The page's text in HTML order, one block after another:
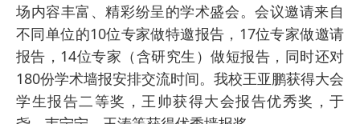
场内容丰富、精彩纷呈的学术盛会。会议邀请来自
不同单位的10位专家做特邀报告，17位专家做邀请
报告，14位专家（含研究生）做短报告，同时还对
180份学术墙报安排交流时间。我校王亚鹏获得大会
学生报告二等奖，王帅获得大会报告优秀奖，于